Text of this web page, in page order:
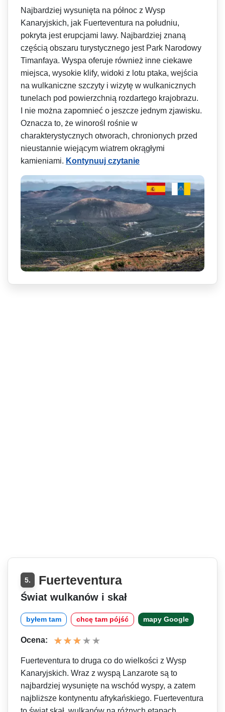
Najbardziej wysunięta na północ z Wysp
Kanaryjskich, jak Fuerteventura na południu,
pokryta jest erupcjami lawy. Najbardziej znaną
częścią obszaru turystycznego jest Park Narodowy
Timanfaya. Wyspa oferuje również inne ciekawe
miejsca, wysokie klify, widoki z lotu ptaka, wejścia
na wulkaniczne szczyty i wizytę w wulkanicznych
tunelach pod powierzchnią rozdartego krajobrazu.
I nie można zapomnieć o jeszcze jednym zjawisku.
Oznacza to, że winorośl rośnie w
charakterystycznych otworach, chronionych przed
nieustannie wiejącym wiatrem okrągłymi
kamieniami. Kontynuuj czytanie
5. Fuerteventura
Świat wulkanów i skał
byłem tam chcę tam pójść mapy Google
Ocena:
Fuerteventura to druga co do wielkości z Wysp
Kanaryjskich. Wraz z wyspą Lanzarote są to
najbardziej wysunięte na wschód wyspy, a zatem
najbliższe kontynentu afrykańskiego. Fuerteventura